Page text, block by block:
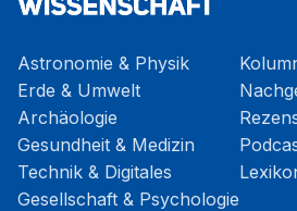
Astronomie & Physik
Erde & Umwelt
Archäologie
Gesundheit & Medizin
Technik & Digitales
Gesellschaft & Psychologie